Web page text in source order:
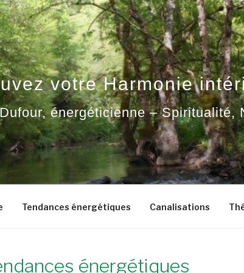
votre Harmonie
énergéticienne – Spiritualité,
Tendances énergétiques Canalisations
énergétiques